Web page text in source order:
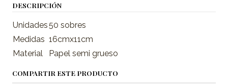
DESCRIPCIÓN
Unidades50 sobres
Medidas 16cmx11cm
Material
Papel semi grueso
COMPARTIR ESTE PRODUCTO